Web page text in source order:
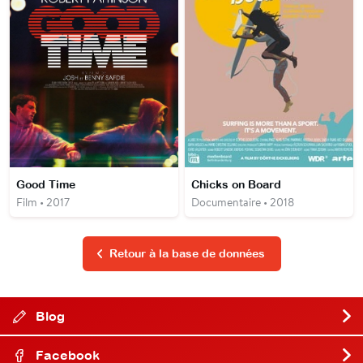
Good Time
Film • 2017
Chicks on Board
Documentaire • 2018
Retour à la base de données
Blog
Facebook